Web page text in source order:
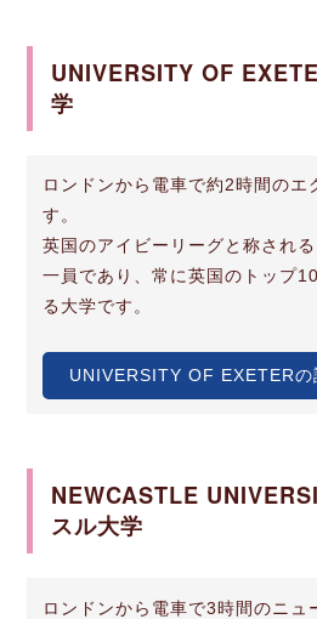
UNIVERSITY OF
学
ロンドンから電車で約2時間のエ
す。
英国のアイビーリーグと称され
一員であり、常に英国のトップ
る大学です。
UNIVERSITY OF EXETERの
NEWCASTLE
スル大学
ロンドンから電車で3時間のニュ